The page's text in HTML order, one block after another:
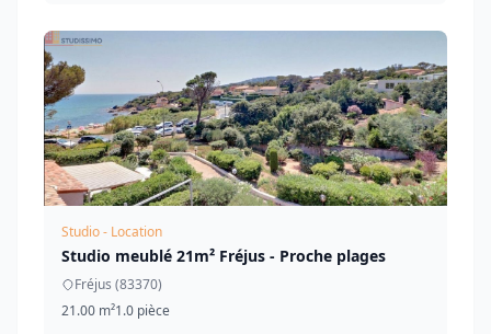
Studio - Location
Studio meublé 21m² Fréjus - Proche plages
Fréjus (83370)
21.00 m²1.0 pièce